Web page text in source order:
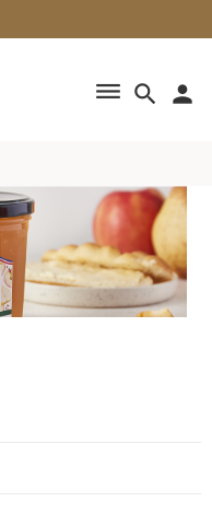
search
dehaze person